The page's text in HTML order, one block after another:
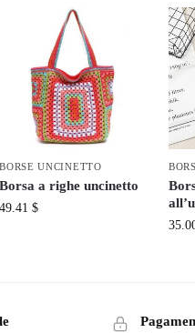
BORSE UNCINETTO
Borsa a righe uncinetto
49.41$